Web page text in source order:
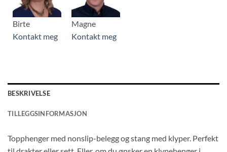
Birte
Kontakt meg
Magne
Kontakt meg
BESKRIVELSE
TILLEGGSINFORMASJON
Topphenger med nonslip-belegg og stang med klyper. Perfekt